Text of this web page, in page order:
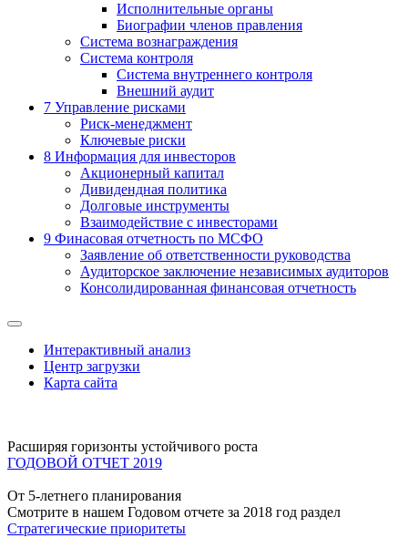
Исполнительные органы
Биографии членов правления
Система вознаграждения
Система контроля
Система внутреннего контроля
Внешний аудит
7 Управление рисками
Риск-менеджмент
Ключевые риски
8 Информация для инвесторов
Акционерный капитал
Дивидендная политика
Долговые инструменты
Взаимодействие с инвеcторами
9 Финасовая отчетность по МСФО
Заявление об ответственности руководства
Аудиторское заключение независимых аудиторов
Консолидированная финансовая отчетность
Интерактивный анализ
Центр загрузки
Карта сайта
Расширяя горизонты устойчивого роста
ГОДОВОЙ ОТЧЕТ 2019
От 5-летнего планирования
Смотрите в нашем Годовом отчете за 2018 год раздел
Стратегические приоритеты